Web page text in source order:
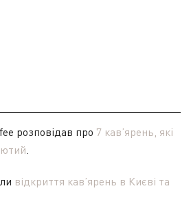
розповідав про 7 кав’ярень, які
відкриття кав’ярень в Києві та